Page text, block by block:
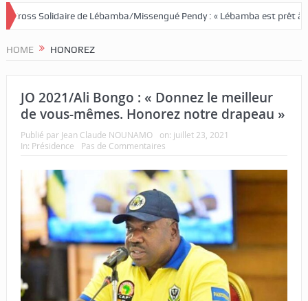
Missengué Pendy : « Lébamba est prêt à accueillir ce grand
HOME HONOREZ
JO 2021/Ali Bongo : « Donnez le meilleur
de vous-mêmes. Honorez notre drapeau »
Publié par Jean Claude NOUNAMO on: juillet 23, 2021
In: Présidence Pas de Commentaires